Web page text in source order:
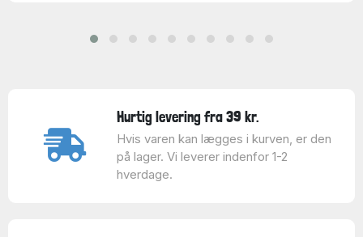
Hurtig levering fra 39 kr.
Hvis varen kan lægges i kurven, er den
på lager. Vi leverer indenfor 1-2
hverdage.